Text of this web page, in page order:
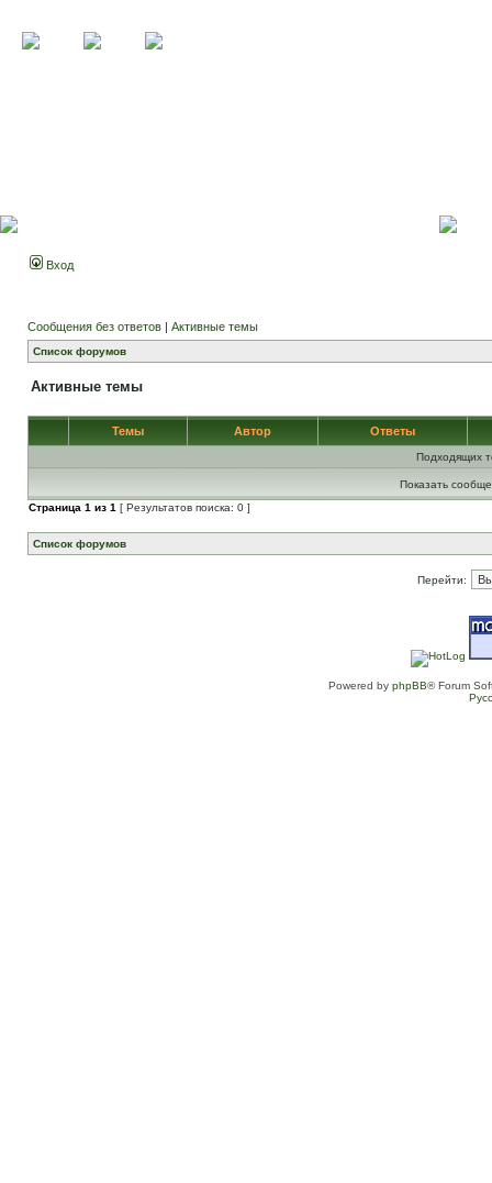
Вход
Сообщения без ответов | Активные темы
Список форумов
Активные темы
Темы Автор Ответы
Подходящих
Показать
Страница 1 из 1 [ Результатов поиска: 0 ]
Список форумов
Перейти:
Powered by phpBB® Forum